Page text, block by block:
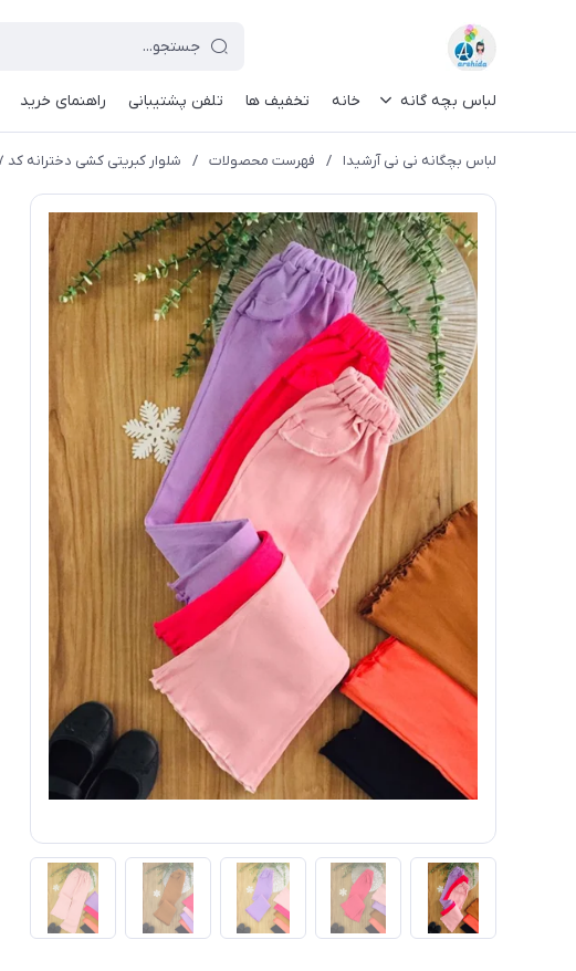
لباس بچه گانه خانه تخفیف ها تلفن پشتیبانی راهنمای خرید
لباس بچگانه نی نی آرشیدا / فهرست محصولات / شلوار کبریتی کشی دخترانه کد ۱۳۵۷